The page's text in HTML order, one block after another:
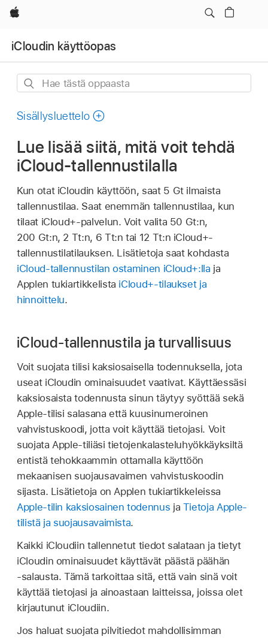
Apple
iCloudin käyttöopas
Hae
oppaasta
Sisällysluettelo
Lue lisää siitä, mitä voit tehdä
iCloud-tallennustilalla
Kun otat iCloudin käyttöön, saat 5 Gt ilmaista
tallennustilaa. Saat enemmän tallennustilaa, kun
tilaat iCloud+‑palvelun. Voit valita 50 Gt:n,
200 Gt:n, 2 Tt:n, 6 Tt:n tai 12 Tt:n iCloud+-
tallennustilatilauksen. Lisätietoja saat kohdasta
iCloud-tallennustilan ostaminen iCloud+:lla ja
Applen tukiartikkelista iCloud+‑tilaukset ja
hinnoittelu.
iCloud-tallennustila ja turvallisuus
Voit suojata tilisi kaksiosaisella todennuksella, jota
useat iCloudin ominaisuudet vaativat. Käyttäessäsi
kaksiosaista todennusta sinun täytyy syöttää sekä
Apple-tilisi salasana että kuusinumeroinen
vahvistuskoodi, jotta voit käyttää tietojasi. Voit
suojata Apple-tiliäsi tietojenkalasteluhyökkäyksiltä
entistä tehokkaammin ottamalla käyttöön
mekaanisen suojausavaimen vahvistuskoodin
sijasta. Lisätietoja on Applen tukiartikkeleissa
Apple-tilin kaksiosainen todennus ja Tietoja Apple-
tilistä ja suojausavaimista.
Kaikki iCloudiin tallennetut tiedot salataan ja tietyt
iCloudin ominaisuudet käyttävät päästä päähän
‑salausta. Tämä tarkoittaa sitä, että vain sinä voit
käyttää tietojasi ja ainoastaan laitteissa, joissa olet
kirjautunut iCloudiin.
Jos haluat suojata pilvitiedot mahdollisimman